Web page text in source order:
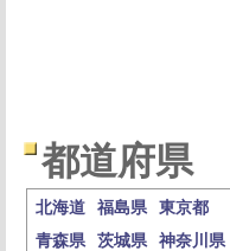
都道府県
北海道 福島県 東京都
青森県
茨城県 神奈川県